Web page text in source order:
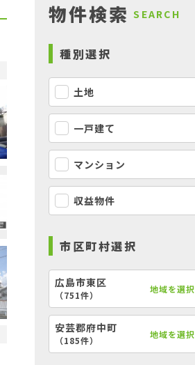
物件検索 SEARCH
種別選択
土地
一戸建て
マンション
収益物件
市区町村選択
広島市東区
（751件）
地域を選択
安芸郡府中町
（185件）
地域を選択